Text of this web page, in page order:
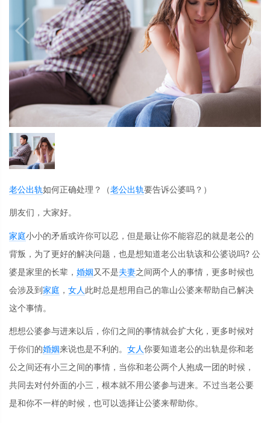
老公出轨如何正确处理？（老公出轨要告诉公婆吗？）
朋友们，大家好。
家庭小小的矛盾或许你可以忍，但是最让你不能容忍的就是老公的
背叛，为了更好的解决问题，也是想知道老公出轨该和公婆说吗? 公
婆是家里的长辈， 婚姻又不是夫妻之间两个人的事情，更多时候也
会涉及到家庭 ， 女人 此时总是想用自己的靠山公婆来帮助自己解决
这个事情。
想想公婆参与进来以后，你们之间的事情就会扩大化，更多时候对
于你们的婚姻来说也是不利的。 女人你要知道老公的出轨是你和老
公之间还有小三之间的事情，当你和老公两个人抱成一团的时候，
共同去对付外面的小三，根本就不用公婆参与进来。不过当老公要
是和你不一样的时候，也可以选择让公婆来帮助你。